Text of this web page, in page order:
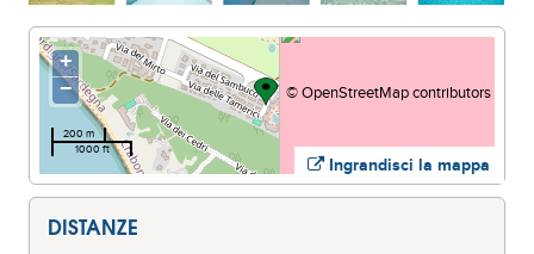
Ingrandisci la mappa
+
−
©OpenStreetMapcontributors
200 m
1000 ft
DISTANZE